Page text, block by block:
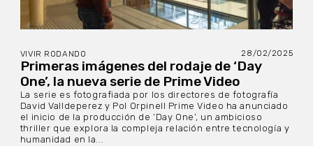
VIVIR RODANDO 28/02/2025
Primeras imágenes del rodaje de ‘Day
One’, la nueva serie de Prime Video
La serie es fotografiada por los directores de fotografía
David Valldeperez y Pol Orpinell Prime Video ha anunciado
el inicio de la producción de ‘Day One’, un ambicioso
thriller que explora la compleja relación entre tecnología y
humanidad en la...